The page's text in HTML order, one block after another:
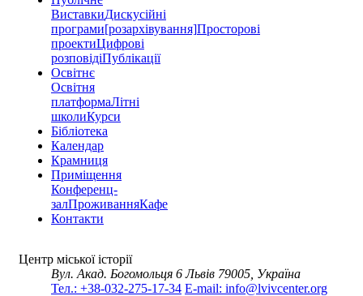
ВиставкиДискусійні
програми[розархівування]Просторові
проектиЦифрові
розповідіПублікації
Освітнє
Освітня
платформаЛітні
школиКурси
Бібліотека
Календар
Крамниця
Приміщення
Конференц-
залПроживанняКафе
Контакти
Центр міської історії
Вул. Акад. Богомольця 6 Львів 79005, Україна
Тел.: +38-032-275-17-34 E-mail: info@lvivcenter.org